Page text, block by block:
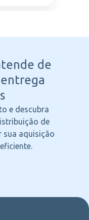
de
e descubra
de
sua aquisição